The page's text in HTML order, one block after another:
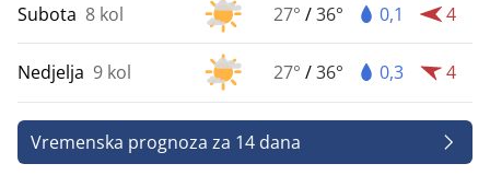
Subota 8 kol 27° /36° 0,1 4
Nedjelja 9 kol 27° /36° 0,3 4
Vremenska prognoza za 14 dana